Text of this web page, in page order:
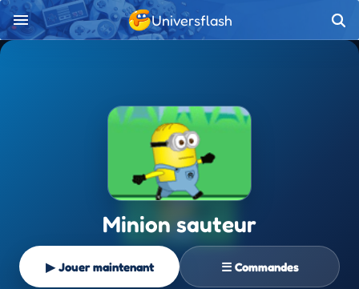
Universflash
Minion sauteur
▶ Jouer maintenant ☰ Commandes